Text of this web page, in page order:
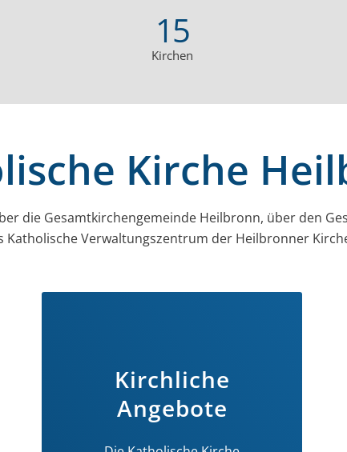
15
Kirchen
Kirche
die Gesamt­kirchen­gemeinde Heilbronn, über den
Katholische Verwaltungszentrum der Heilbronner
Kirchliche
Angebote